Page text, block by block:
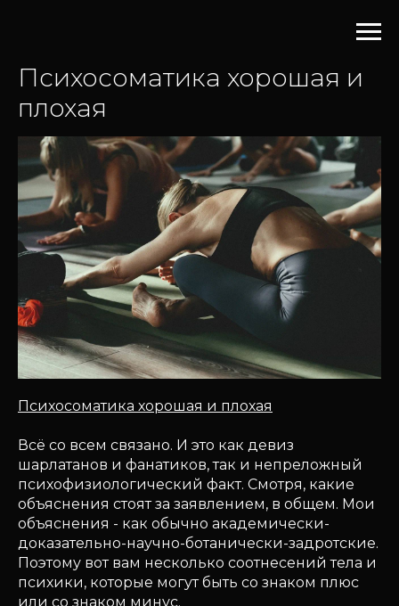
Психосоматика хорошая и
плохая
Психосоматика хорошая и плохая
Всё со всем связано. И это как девиз
шарлатанов и фанатиков, так и непреложный
психофизиологический факт. Смотря, какие
объяснения стоят за заявлением, в общем. Мои
объяснения - как обычно академически-
доказательно-научно-ботанически-задротские.
Поэтому вот вам несколько соотнесений тела и
психики, которые могут быть со знаком плюс
или со знаком минус.